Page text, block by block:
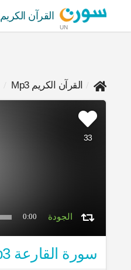
UN
القرآن الكريم
القرآن الكريم Mp3
33
0:00
سورة القارعة Mp3 بصوت الشيخ عبد الباسط عبد الصمد برواية ورش عن نافع